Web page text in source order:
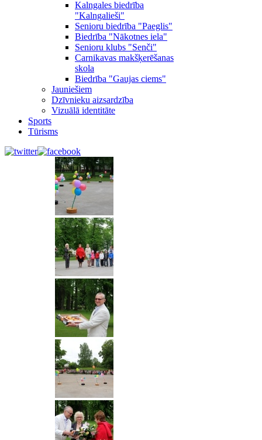
Kalngales biedrība
"Kalngalieši"
Senioru biedrība "Paeglis"
Biedrība "Nākotnes iela"
Senioru klubs "Senči"
Carnikavas makšķerēšanas
skola
Biedrība "Gaujas ciems"
Jauniešiem
Dzīvnieku aizsardzība
Vizuālā identitāte
Sports
Tūrisms